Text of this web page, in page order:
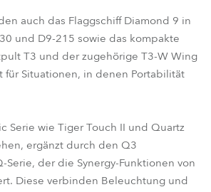
auch das Flaggschiff Diamond 9 in
und D9-215 sowie das kompakte
T3 und der zugehörige T3-W Wing
für Situationen, in denen Portabilität
Serie wie Tiger Touch II und Quartz
ergänzt durch den Q3
Serie, der die Synergy-Funktionen von
Diese verbinden Beleuchtung und